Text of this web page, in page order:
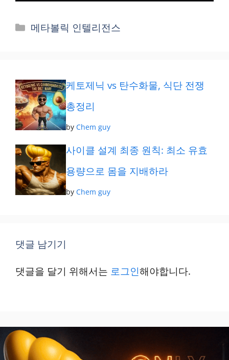
카
메타볼릭 인텔리전스
케토제닉 vs 탄수화물, 식단 전쟁
총정리
byChem guy
사이클 설계 최종 원칙: 최소 유효
용량으로 몸을 지배하라
byChem guy
댓글 남기기
댓글을 달기 위해서는 로그인해야합니다.